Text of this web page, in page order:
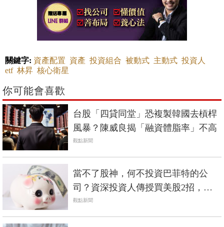
關鍵字: 資產配置 資產 投資組合 被動式 主動式 投資人
etf 林昇 核心衛星
你可能會喜歡
台股「四貸同堂」恐複製韓國去槓桿
風暴？陳威良揭「融資體脂率」不高
觀點新聞
當不了股神，何不投資巴菲特的公
司？資深投資人傳授買美股2招，輕
鬆入主當股東
觀點新聞